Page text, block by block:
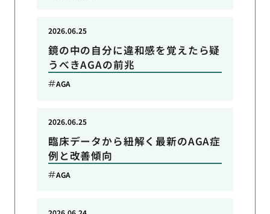
鏡の中の自分に違和感を覚えたら疑
うべきAGAの前兆
2026.06.25
AGA
臨床データから紐解く最新のAGA症
例と改善傾向
2026.06.25
AGA